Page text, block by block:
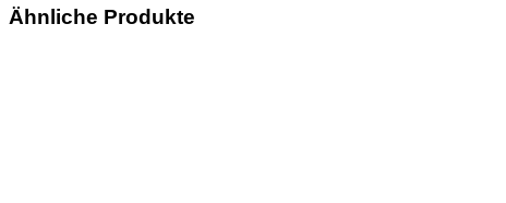
Ähnliche Produkte